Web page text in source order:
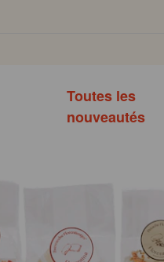
Toutes les
nouveautés